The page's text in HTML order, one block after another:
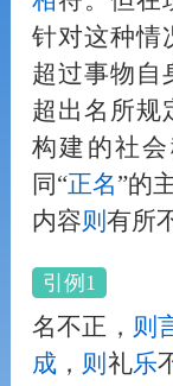
针对这种情
超过事物自
超出名所规
构建的社
同“正名”的
内容则 有所
引例1
名不正， 则
成 ， 则 礼乐